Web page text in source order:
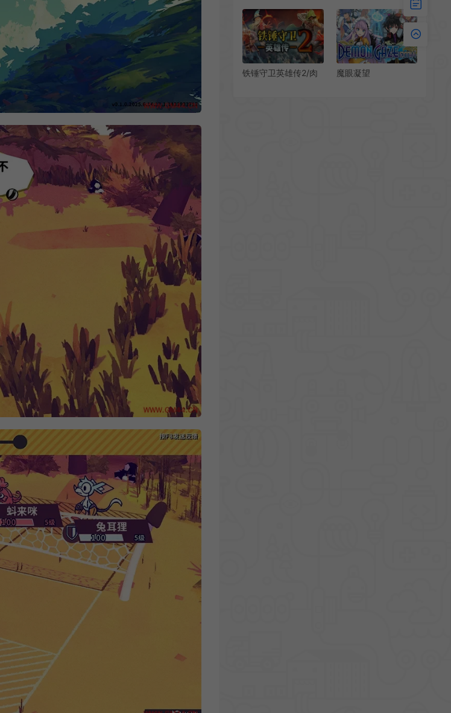
REFLECTION
Quartet 卡通回合制
RPG游戏
/ The Outer Worlds
Spacers Choice 第
一人称科幻RPG游戏
铁锤守卫英雄传2/肉
魔眼凝望